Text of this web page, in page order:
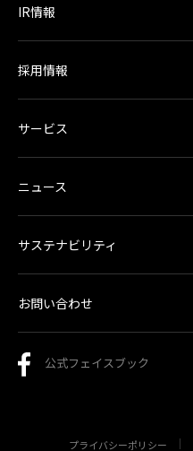
IR情報
採用情報
サービス
ニュース
サステナビリティ
お問い合わせ
公式フェイスブック
プライバシーポリシー